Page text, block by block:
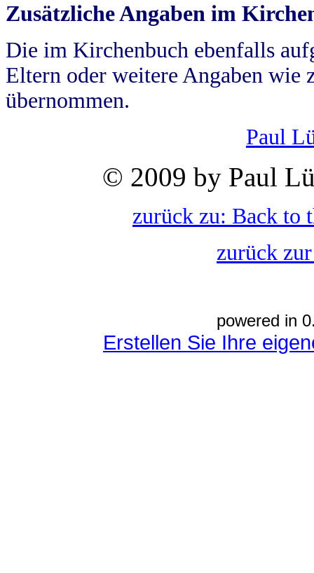
Zusätzliche Angaben im
Die im Kirchenbuch ebenfalls
Eltern oder weitere Angaben wie
übernommen.
Paul
© 2009 by Paul
zurück zu: Back to
zurück
powered in
Erstellen Sie Ihre